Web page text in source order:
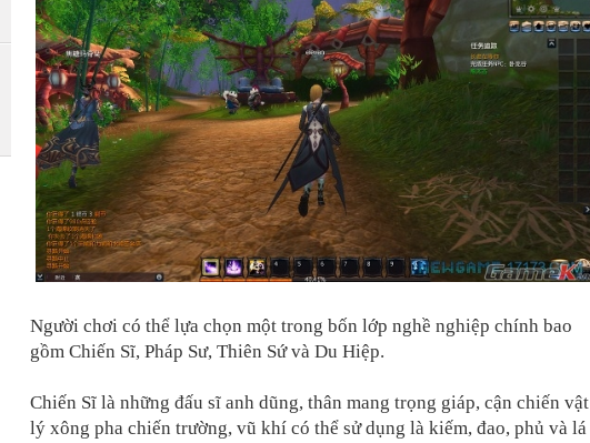
Người chơi có thể lựa chọn một trong bốn lớp nghề nghiệp chính bao
gồm Chiến Sĩ, Pháp Sư, Thiên Sứ và Du Hiệp.
Chiến Sĩ là những đấu sĩ anh dũng, thân mang trọng giáp, cận chiến vật
lý xông pha chiến trường, vũ khí có thể sử dụng là kiếm, đao, phủ và lá